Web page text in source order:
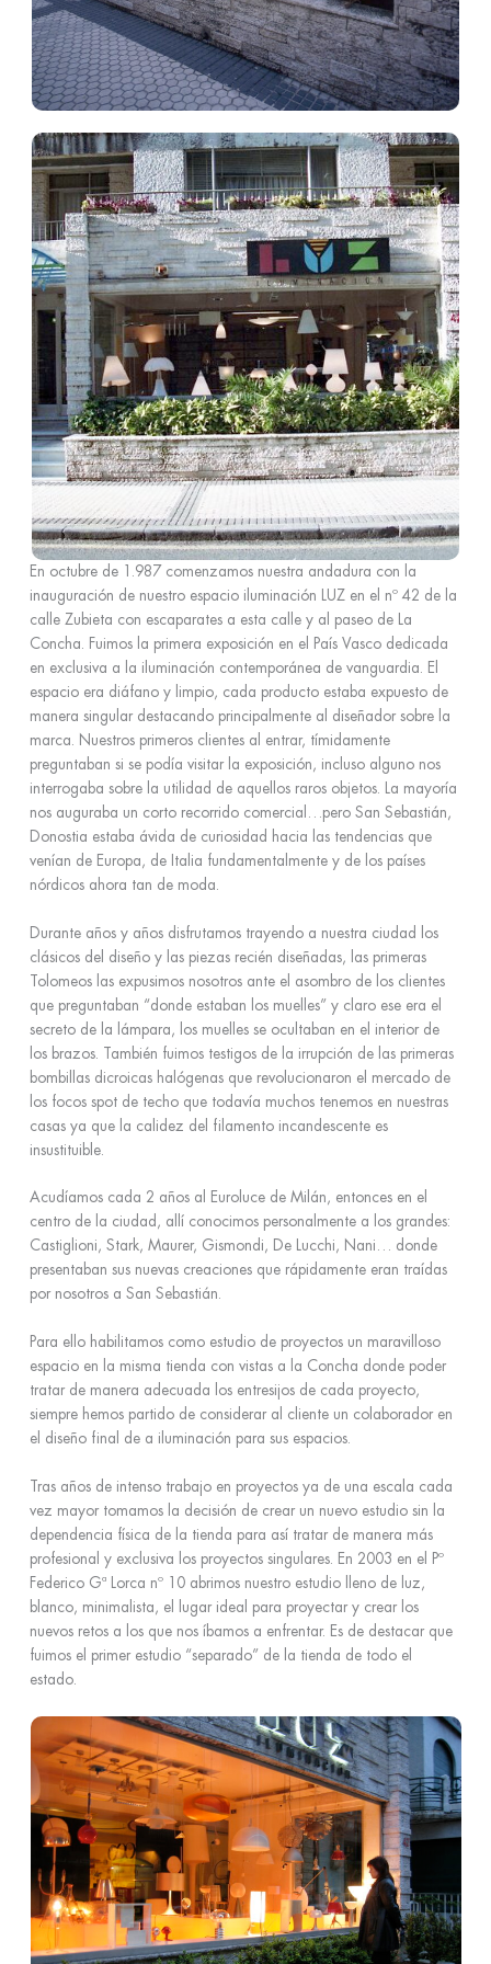
En octubre de 1.987 comenzamos nuestra andadura con la
inauguración de nuestro espacio iluminación LUZ en el nº 42 de la
calle Zubieta con escaparates a esta calle y al paseo de La
Concha. Fuimos la primera exposición en el País Vasco dedicada
en exclusiva a la iluminación contemporánea de vanguardia. El
espacio era diáfano y limpio, cada producto estaba expuesto de
manera singular destacando principalmente al diseñador sobre la
marca. Nuestros primeros clientes al entrar, tímidamente
preguntaban si se podía visitar la exposición, incluso alguno nos
interrogaba sobre la utilidad de aquellos raros objetos. La mayoría
nos auguraba un corto recorrido comercial…pero San Sebastián,
Donostia estaba ávida de curiosidad hacia las tendencias que
venían de Europa, de Italia fundamentalmente y de los países
nórdicos ahora tan de moda.
Durante años y años disfrutamos trayendo a nuestra ciudad los
clásicos del diseño y las piezas recién diseñadas, las primeras
Tolomeos las expusimos nosotros ante el asombro de los clientes
que preguntaban “donde estaban los muelles” y claro ese era el
secreto de la lámpara, los muelles se ocultaban en el interior de
los brazos. También fuimos testigos de la irrupción de las primeras
bombillas dicroicas halógenas que revolucionaron el mercado de
los focos spot de techo que todavía muchos tenemos en nuestras
casas ya que la calidez del filamento incandescente es
insustituible.
Acudíamos cada 2 años al Euroluce de Milán, entonces en el
centro de la ciudad, allí conocimos personalmente a los grandes:
Castiglioni, Stark, Maurer, Gismondi, De Lucchi, Nani… donde
presentaban sus nuevas creaciones que rápidamente eran traídas
por nosotros a San Sebastián.
Para ello habilitamos como estudio de proyectos un maravilloso
espacio en la misma tienda con vistas a la Concha donde poder
tratar de manera adecuada los entresijos de cada proyecto,
siempre hemos partido de considerar al cliente un colaborador en
el diseño final de a iluminación para sus espacios.
Tras años de intenso trabajo en proyectos ya de una escala cada
vez mayor tomamos la decisión de crear un nuevo estudio sin la
dependencia física de la tienda para así tratar de manera más
profesional y exclusiva los proyectos singulares. En 2003 en el Pº
Federico Gª Lorca nº 10 abrimos nuestro estudio lleno de luz,
blanco, minimalista, el lugar ideal para proyectar y crear los
nuevos retos a los que nos íbamos a enfrentar. Es de destacar que
fuimos el primer estudio “separado” de la tienda de todo el
estado.